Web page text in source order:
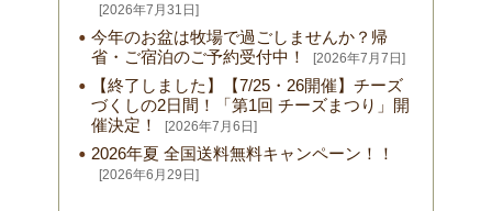
[2026年7月31日]
今年のお盆は牧場で過ごしませんか？帰
省・ご宿泊のご予約受付中！
[2026年7月7日]
【終了しました】【7/25・26開催】チーズ
づくしの2日間！「第1回 チーズまつり」開
催決定！
[2026年7月6日]
2026年夏 全国送料無料キャンペーン！！
[2026年6月29日]